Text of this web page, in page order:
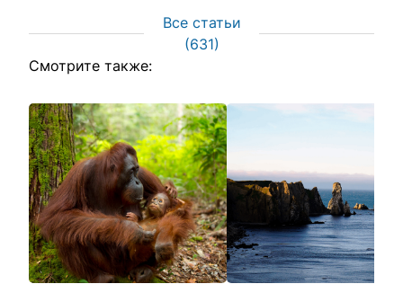
Все статьи
(631)
Смотрите также: